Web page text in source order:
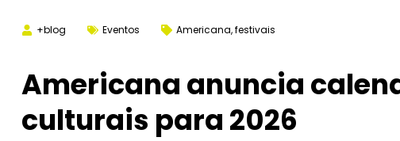
+blog Eventos Americana,festivais
Americana anuncia
culturais para 2026